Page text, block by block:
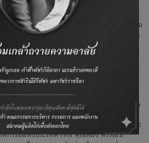
งเสริมการลงทุน (BOI) ได้จัดงานครั้งนี้ขึ้น
ะแลกเปลี่ยนความคิดเห็นกับภาคเอกชนอย่าง
ให้เวทีนี้เป็นจุดเริ่มต้นของการหารือเชิงลึก เพื่อ
งการจากทุกภาคส่วนไปประยุกต์ใช้ให้เกิดผลอ
าย นายกรัฐมนตรีย้ำว่า ความสำเร็จของภาค
องประเทศไทย พร้อมขอให้ทุกฝ่ายร่วมกัน
าลจะเป็นเจ้าภาพเลี้ยงอาหารค่ำแก่ภาค
นนี้ด้วย และหวังว่าจะได้นำทุกข้อเสนอ
ไปต่อยอดในการพัฒนาประเทศ เพื่อสร้าง
ศไทยและประชาชนต่อไป รับฟังข้อเสนอแนะ
กนั้นนายกรัฐมนตรีและคณะรัฐมนตรีได้รับฟังข้อ
ดับสูงภาคเอกชนซึ่งเป็นผู้แทนจาก 10 กลุ่ม
ก่ 1. สถาบันหลัก กกร. - คุณพิมพ์ใจ ลี้อิสสระ
หกรรมแห่งประเทศไทย คุณผยง ศรีวณิช